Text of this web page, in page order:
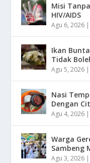
Misi
HIV/AIDS
Agu 6, 2026 |
Ikan
Tidak
Agu 5, 2026 |
Nasi
Dengan
Agu 4, 2026 |
Warga
Sambeng
Agu 3, 2026 |